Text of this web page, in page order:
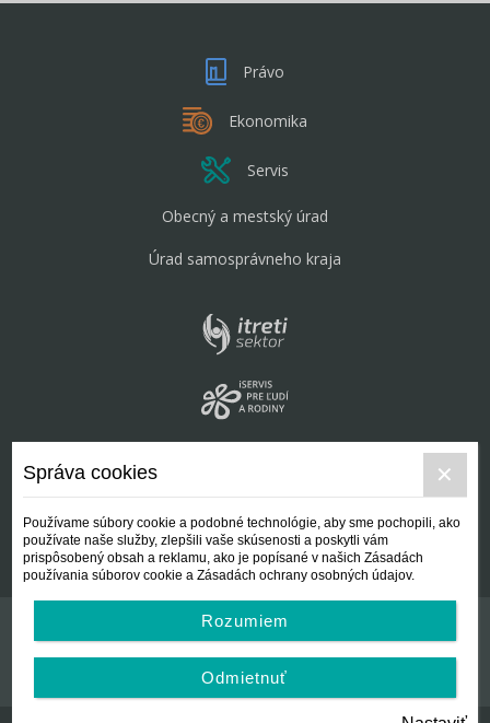
Právo
Ekonomika
Servis
Obecný a mestský úrad
Úrad samosprávneho kraja
Kontakt
Všeobecné podmienky
Správa cookies
Používame súbory cookie a podobné technológie, aby sme pochopili, ako
používate naše služby, zlepšili vaše skúsenosti a poskytli vám
prispôsobený obsah a reklamu, ako je popísané v našich Zásadách
používania súborov cookie a Zásadách ochrany osobných údajov.
Rozumiem
Odmietnuť